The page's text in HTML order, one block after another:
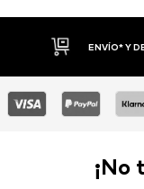
¡No